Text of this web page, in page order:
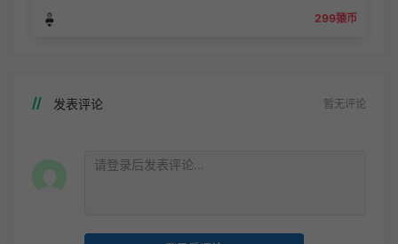
299猿币
发表评论 暂无评论